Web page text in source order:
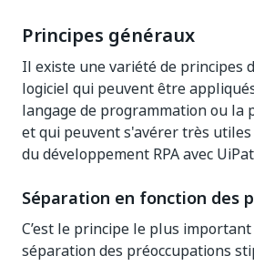
Principes généraux
Il existe une variété de principes
logiciel qui peuvent être
langage de programmation ou
et qui peuvent s'avérer très
du développement RPA avec
Séparation en fonction des
C’est le principe le plus
séparation des préoccupations